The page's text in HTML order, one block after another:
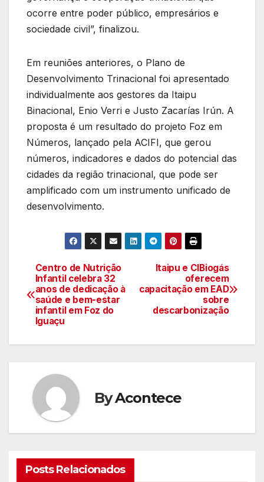
ocorre entre poder público, empresários e
sociedade civil”, finalizou.
Em reuniões anteriores, o Plano de
Desenvolvimento Trinacional foi apresentado
individualmente aos gestores da Itaipu
Binacional, Enio Verri e Justo Zacarías Irún. A
proposta é um resultado do projeto Foz em
Números, lançado pela ACIFI, que gerou
números, indicadores e dados do potencial das
cidades da região trinacional, que pode ser
amplificado com um instrumento unificado de
desenvolvimento.
Navegação
de
artigos
Itaipu e CIBiogás
oferecem
capacitação em EAD
sobre
descarbonização
Centro de Nutrição
Infantil celebra 32
anos de dedicação à
saúde e bem-estar
infantil em Foz do
Iguaçu
ByAcontece
Posts Relacionados